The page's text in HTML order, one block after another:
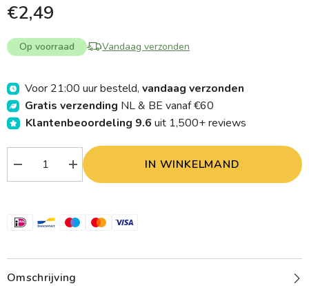
€2,49
Op voorraad Vandaag verzonden
Voor 21:00 uur besteld, vandaag verzonden
Gratis verzending NL & BE vanaf €60
Klantenbeoordeling 9.6 uit 1,500+ reviews
Verlaag
aantal
cheese
Verhoog
aantal
cheese
IN WINKELMAND
Omschrijving